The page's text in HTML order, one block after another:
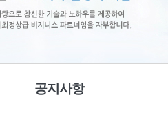
공지사항